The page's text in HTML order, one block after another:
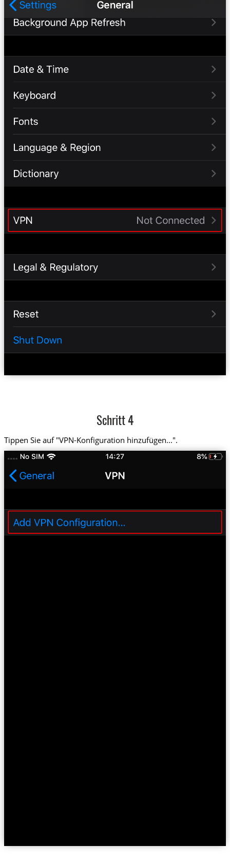
Schritt 4
Tippen Sie auf "VPN-Konfiguration hinzufügen...".